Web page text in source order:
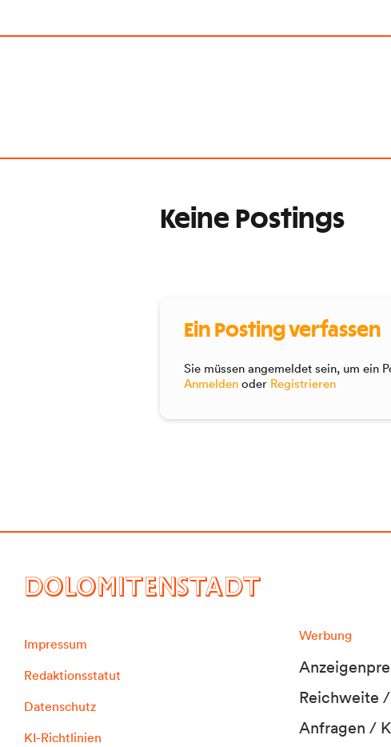
Keine Postings
Ein Posting verfassen
Sie müssen angemeldet sein, um ein
Anmelden oder Registrieren
DOLOMITENSTADT
Impressum
Redaktionsstatut
Datenschutz
KI-Richtlinien
Werbung
Reichweite
Anfragen /